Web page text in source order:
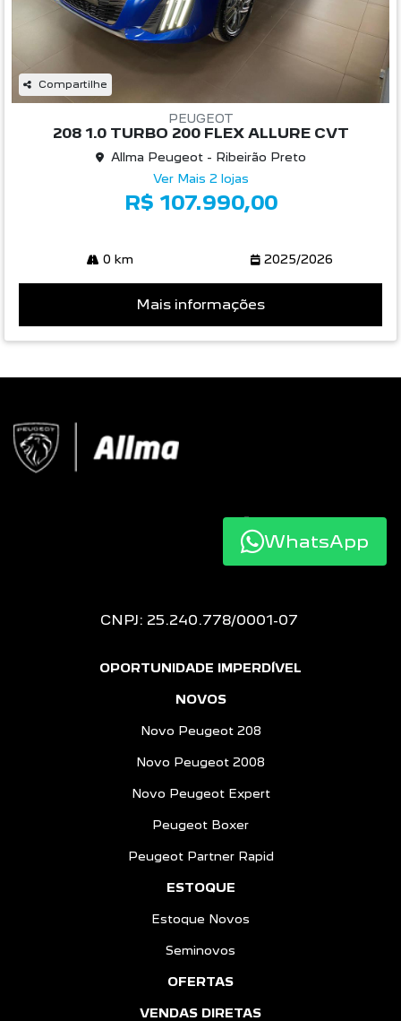
Compartilhe
PEUGEOT
208 1.0 TURBO 200 FLEX ALLURE CVT
Allma Peugeot - Ribeirão Preto
Ver Mais 2 lojas
R$ 107.990,00
0 km 2025/2026
Mais informações
CNPJ: 25.240.778/0001-07
OPORTUNIDADE IMPERDÍVEL
NOVOS
Novo Peugeot 208
Novo Peugeot 2008
Novo Peugeot Expert
Peugeot Boxer
Peugeot Partner Rapid
ESTOQUE
Estoque Novos
Seminovos
OFERTAS
VENDAS DIRETAS
WhatsApp